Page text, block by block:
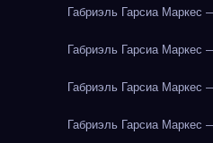
Габриэль Гарсиа Маркес
Габриэль Гарсиа Маркес
Габриэль Гарсиа Маркес
Габриэль Гарсиа Маркес